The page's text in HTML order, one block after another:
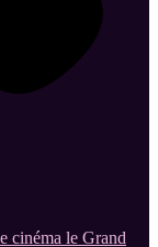
cinéma le Grand